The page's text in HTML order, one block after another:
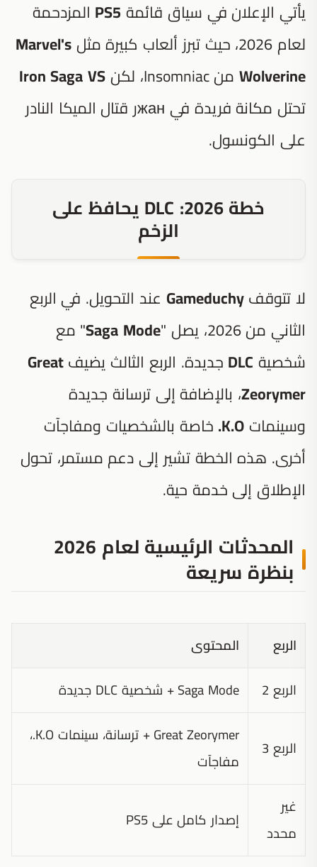
يأتي الإعلان في سياق قائمة PS5 المزدحمة
لعام 2026، حيث تبرز ألعاب كبيرة مثل
Marvel's
Wolverine من Insomniac، لكن
Iron Saga VS
تحتل مكانة فريدة في жанر قتال الميكا النادر
على الكونسول.
خطة 2026: DLC يحافظ على
الزخم
لا تتوقفGameduchy عند التحويل. في الربع
الثاني من 2026، يصل "
Saga Mode" مع
شخصية DLC جديدة. الربع الثالث يضيفGreat
Zeorymer، بالإضافة إلى ترسانة جديدة
وسينماتK.O. خاصة بالشخصيات ومفاجآت
أخرى. هذه الخطة تشير إلى دعم مستمر، تحول
الإطلاق إلى خدمة حية.
المحدثات الرئيسية لعام 2026
بنظرة سريعة
الربع
المحتوى
الربع 2
Saga Mode + شخصية DLC جديدة
الربع 3
Great Zeorymer + ترسانة، سينمات K.O.،
مفاجآت
غير
محدد
إصدار كامل على PS5